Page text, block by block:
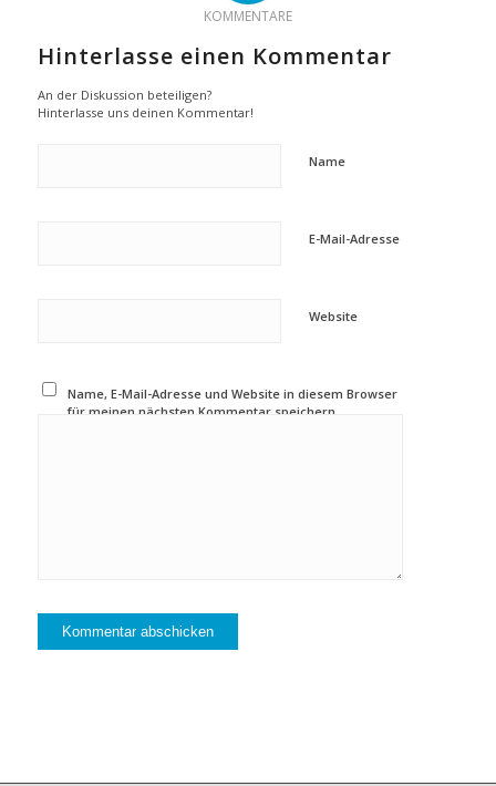
KOMMENTARE
Hinterlasse einen Kommentar
An der Diskussion beteiligen?
Hinterlasse uns deinen Kommentar!
Name
E-Mail-Adresse
Website
Name, E-Mail-Adresse und Website in diesem Browser
für meinen nächsten Kommentar speichern.